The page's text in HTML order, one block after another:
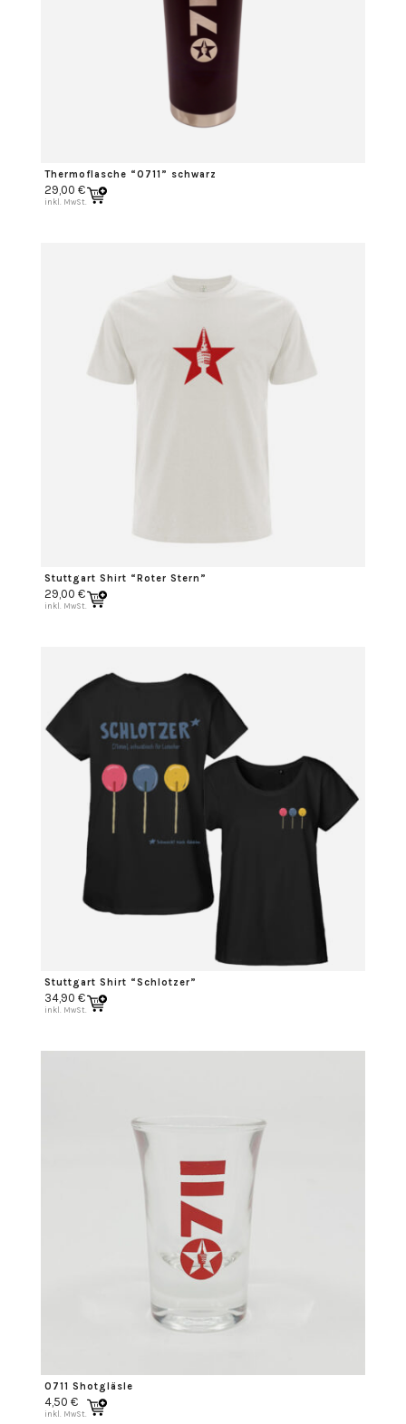
Thermoflasche “0711” schwarz
29,00 €
inkl. MwSt.
Stuttgart Shirt “Roter Stern”
29,00 €
inkl. MwSt.
Stuttgart Shirt “Schlotzer”
34,90 €
inkl. MwSt.
0711 Shotgläsle
4,50 €
inkl. MwSt.